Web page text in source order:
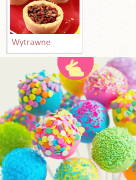
Wytrawne